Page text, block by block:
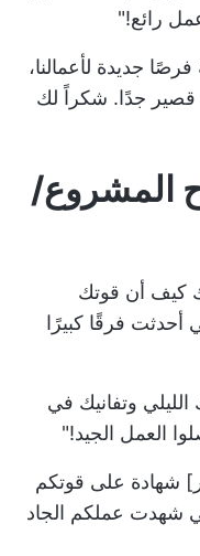
رائع!"
جديدة لأعمالنا،
جدًا. شكراً لك
المشروع/
كيف أن قوتك
أحدثت فرقًا كبيرًا
وتفانيك في
العمل الجيد!"
شهادة على قوتكم
شهدت عملكم الجاد